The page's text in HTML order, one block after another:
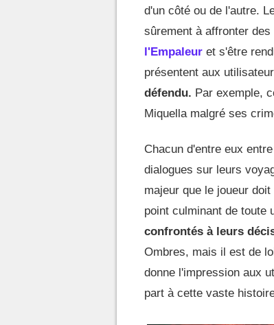
d'un côté ou de l'autre.
sûrement à affronter
l'Empaleur et s'être
présentent aux
défendu. Par exemple,
Miquella malgré ses
Chacun d'entre eux
dialogues sur leurs
majeur que le joueur
point culminant de toute
confrontés à leurs
Ombres, mais il est de
donne l'impression aux
part à cette vaste